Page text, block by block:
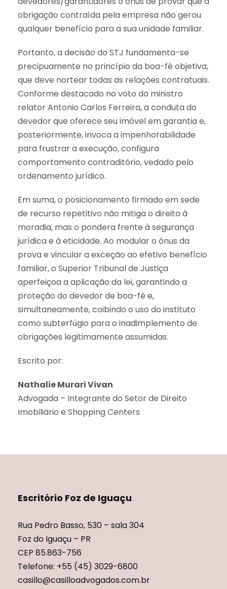
obrigação contraída pela empresa não gerou
qualquer benefício para a sua unidade familiar.
Portanto, a decisão do STJ fundamenta-se
precipuamente no princípio da boa-fé objetiva,
que deve nortear todas as relações contratuais.
Conforme destacado no voto do ministro
relator Antonio Carlos Ferreira, a conduta do
devedor que oferece seu imóvel em garantia e,
posteriormente, invoca a impenhorabilidade
para frustrar a execução, configura
comportamento contraditório, vedado pelo
ordenamento jurídico.
Em suma, o posicionamento firmado em sede
de recurso repetitivo não mitiga o direito à
moradia, mas o pondera frente à segurança
jurídica e à eticidade. Ao modular o ônus da
prova e vincular a exceção ao efetivo benefício
familiar, o Superior Tribunal de Justiça
aperfeiçoa a aplicação da lei, garantindo a
proteção do devedor de boa-fé e,
simultaneamente, coibindo o uso do instituto
como subterfúgio para o inadimplemento de
obrigações legitimamente assumidas.
Escrito por:
Nathalie Murari Vivan
Advogada – Integrante do Setor de Direito
Imobiliário e Shopping Centers
Escritório Foz de Iguaçu
Rua Pedro Basso, 530 – sala 304
Foz do Iguaçu – PR
CEP 85.863-756
Telefone: +55 (45) 3029-6800
casillo@casilloadvogados.com.br